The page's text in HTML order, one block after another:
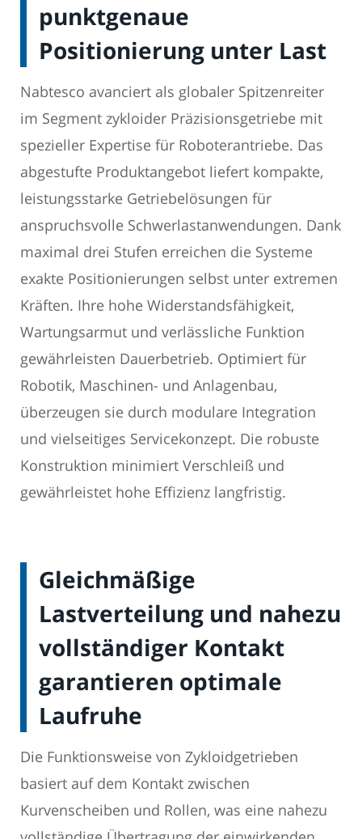
punktgenaue
Positionierung unter Last
Nabtesco avanciert als globaler Spitzenreiter
im Segment zykloider Präzisionsgetriebe mit
spezieller Expertise für Roboterantriebe. Das
abgestufte Produktangebot liefert kompakte,
leistungsstarke Getriebelösungen für
anspruchsvolle Schwerlastanwendungen. Dank
maximal drei Stufen erreichen die Systeme
exakte Positionierungen selbst unter extremen
Kräften. Ihre hohe Widerstandsfähigkeit,
Wartungsarmut und verlässliche Funktion
gewährleisten Dauerbetrieb. Optimiert für
Robotik, Maschinen- und Anlagenbau,
überzeugen sie durch modulare Integration
und vielseitiges Servicekonzept. Die robuste
Konstruktion minimiert Verschleiß und
gewährleistet hohe Effizienz langfristig.
Gleichmäßige
Lastverteilung und nahezu
vollständiger Kontakt
garantieren optimale
Laufruhe
Die Funktionsweise von Zykloidgetrieben
basiert auf dem Kontakt zwischen
Kurvenscheiben und Rollen, was eine nahezu